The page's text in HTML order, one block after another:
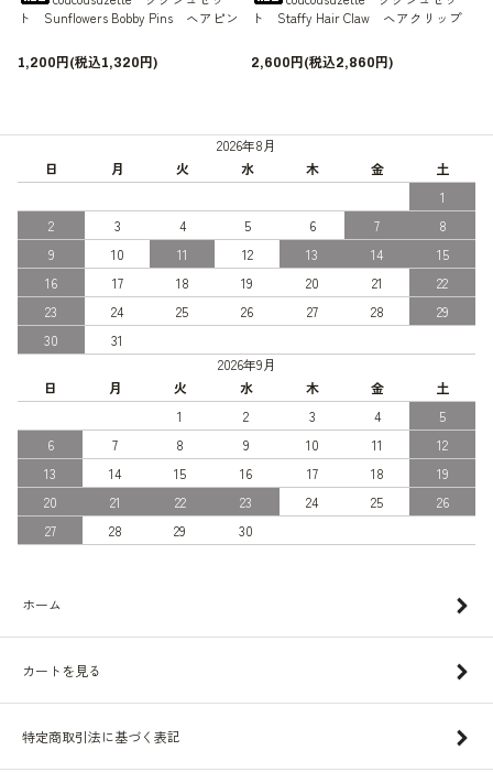
ト Sunflowers Bobby Pins ヘアピン
1,200円(税込1,320円)
ト Staffy Hair Claw ヘアクリップ
2,600円(税込2,860円)
2026年8月
日
月 火 水 木 金
土
1
2
3 4 5 6 7
8
9
10 11 12 13 14
15
16
17 18 19 20 21
22
23
24 25 26 27 28
29
30
31
2026年9月
日
月 火 水 木 金
土
1
2 3 4
5
6
7 8 9 10 11
12
13
14 15 16 17 18
19
20
21 22 23 24 25
26
27
28 29 30
ホーム
カートを見る
特定商取引法に基づく表記